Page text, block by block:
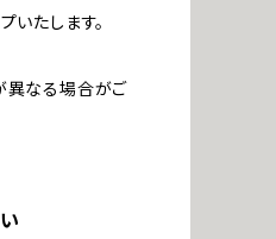
いたします。
異なる場合がご